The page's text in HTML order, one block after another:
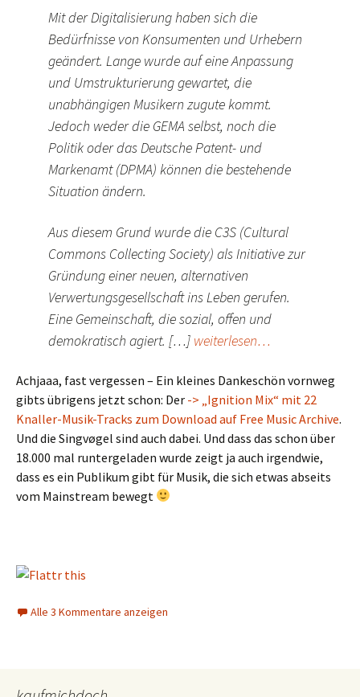
Mit der Digitalisierung haben sich die
Bedürfnisse von Konsumenten und Urhebern
geändert. Lange wurde auf eine Anpassung
und Umstrukturierung gewartet, die
unabhängigen Musikern zugute kommt.
Jedoch weder die GEMA selbst, noch die
Politik oder das Deutsche Patent- und
Markenamt (DPMA) können die bestehende
Situation ändern.
Aus diesem Grund wurde die C3S (Cultural
Commons Collecting Society) als Initiative zur
Gründung einer neuen, alternativen
Verwertungsgesellschaft ins Leben gerufen.
Eine Gemeinschaft, die sozial, offen und
demokratisch agiert. […] weiterlesen…
Achjaaa, fast vergessen – Ein kleines Dankeschön vornweg
gibts übrigens jetzt schon: Der -> „Ignition Mix“ mit 22
Knaller-Musik-Tracks zum Download auf Free Music Archive.
Und die Singvøgel sind auch dabei. Und dass das schon über
18.000 mal runtergeladen wurde zeigt ja auch irgendwie,
dass es ein Publikum gibt für Musik, die sich etwas abseits
vom Mainstream bewegt
Alle 3 Kommentare anzeigen